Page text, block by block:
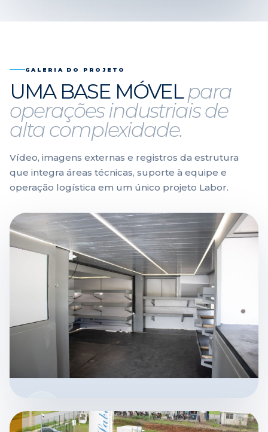
GALERIA DO PROJETO
UMA BASE MÓVELpara
operações industriais de
alta complexidade.
Vídeo, imagens externas e registros da estrutura
que integra áreas técnicas, suporte à equipe e
operação logística em um único projeto Labor.